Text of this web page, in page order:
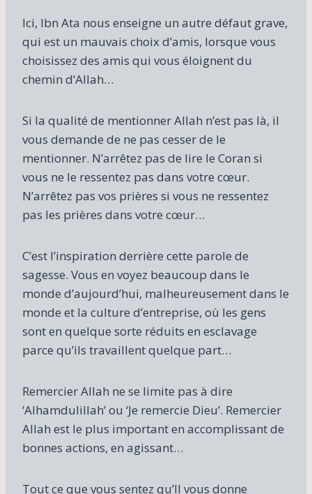
Ici, Ibn Ata nous enseigne un autre défaut grave,
qui est un mauvais choix d’amis, lorsque vous
choisissez des amis qui vous éloignent du
chemin d’Allah…
Si la qualité de mentionner Allah n’est pas là, il
vous demande de ne pas cesser de le
mentionner. N’arrêtez pas de lire le Coran si
vous ne le ressentez pas dans votre cœur.
N’arrêtez pas vos prières si vous ne ressentez
pas les prières dans votre cœur…
C’est l’inspiration derrière cette parole de
sagesse. Vous en voyez beaucoup dans le
monde d’aujourd’hui, malheureusement dans le
monde et la culture d’entreprise, où les gens
sont en quelque sorte réduits en esclavage
parce qu’ils travaillent quelque part…
Remercier Allah ne se limite pas à dire
‘Alhamdulillah’ ou ‘Je remercie Dieu’. Remercier
Allah est le plus important en accomplissant de
bonnes actions, en agissant…
Tout ce que vous sentez qu’Il vous donne